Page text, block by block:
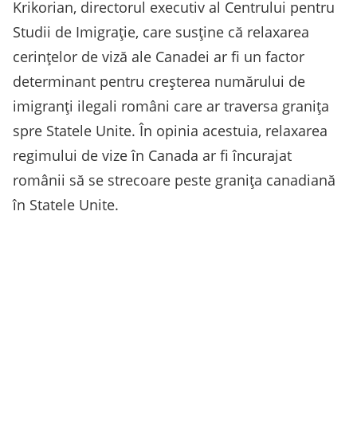
Krikorian, directorul executiv al Centrului pentru
Studii de Imigrație, care susține că relaxarea
cerințelor de viză ale Canadei ar fi un factor
determinant pentru creșterea numărului de
imigranți ilegali români care ar traversa granița
spre Statele Unite. În opinia acestuia, relaxarea
regimului de vize în Canada ar fi încurajat
românii să se strecoare peste granița canadiană
în Statele Unite.